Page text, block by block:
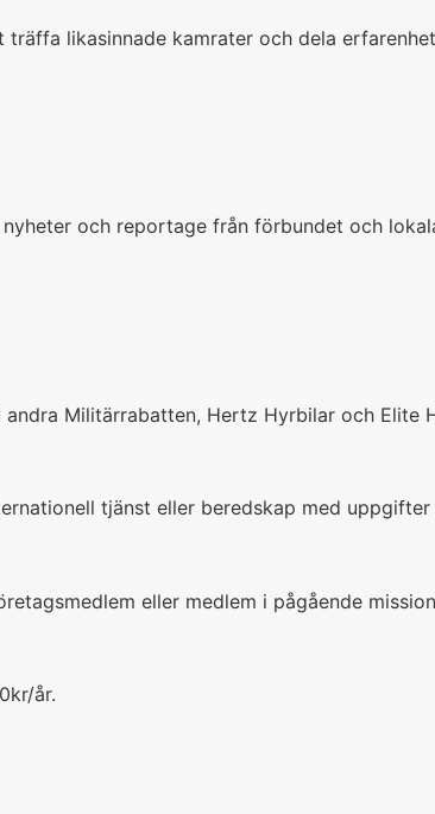
likasinnade kamrater och dela
och reportage från förbundet och
Militärrabatten, Hertz Hyrbilar och Elite
tjänst eller beredskap med
eller medlem i pågående
år.